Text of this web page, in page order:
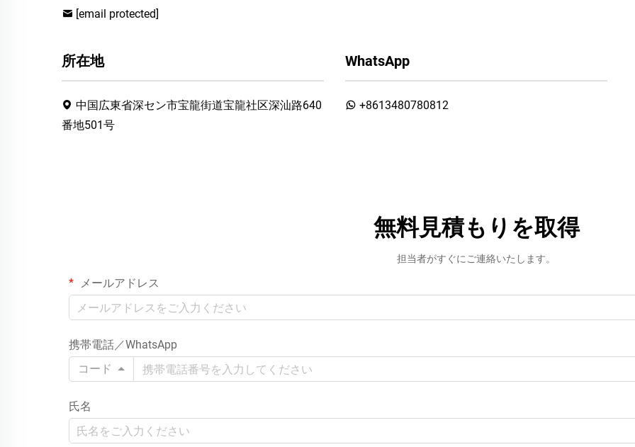
[email protected]
所在地
中国広東省深セン市宝龍街道宝龍社区深汕路640
番地501号
WhatsApp
+8613480780812
無料見積もりを取得
担当者がすぐにご連絡いたします。
メールアドレス
携帯電話／WhatsApp
コード
氏名